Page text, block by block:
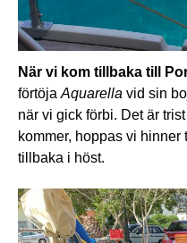
När vi kom tillbaka till
förtöja Aquarella vid sin
när vi gick förbi. Det är
kommer, hoppas vi hinner
tillbaka i höst.